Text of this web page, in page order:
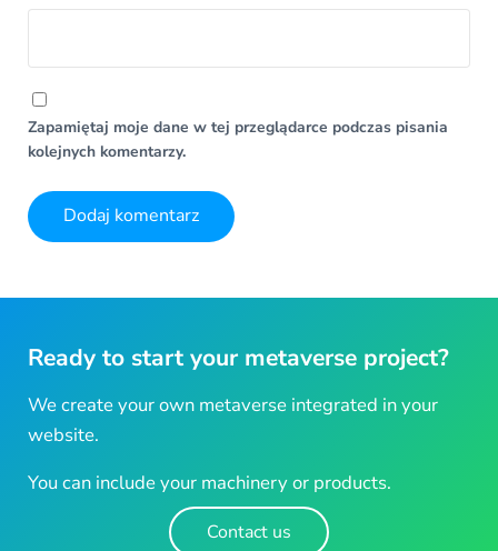
Zapamiętaj moje dane w tej przeglądarce podczas pisania
kolejnych komentarzy.
Ready to start your metaverse project?
We create your own metaverse integrated in your
website.
You can include your machinery or products.
Contact us